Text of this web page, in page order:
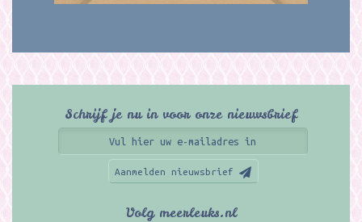
Schrijf je nu in voor onze nieuwsbrief
Aanmelden nieuwsbrief
Volg meerleuks.nl